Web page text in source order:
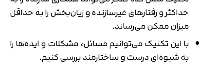
حداکثر و رفتارهای غیرسازنده و زیان‌بخش را به حداقل
میزان ممکن می‌رساند.
با این تکنیک می‌توانیم مسائل، مشکلات و ایده‌ها را
به شیوه‌ای درست و ساختارمند بررسی کنیم.